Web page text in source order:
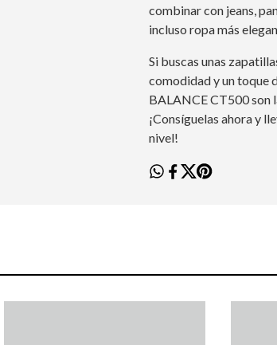
combinar con jeans,
incluso ropa más
Si buscas unas
comodidad y un toque
BALANCE CT500 son
¡Consíguelas ahora y
nivel!